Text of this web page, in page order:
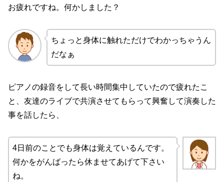
お疲れですね。何かしました？
ちょっと身体に触れただけでわかっちゃうん
だなぁ
ピアノの録音をして長い時間集中していたので疲れたこ
と、友達のライブで共演させてもらって興奮して演奏した
事を話したら、
4日前のことでも身体は覚えているんです。
何かをがんばったら休ませてあげて下さい
ね。